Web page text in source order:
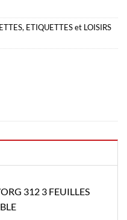
, ETIQUETTES et LOISIRS
312 3 FEUILLES